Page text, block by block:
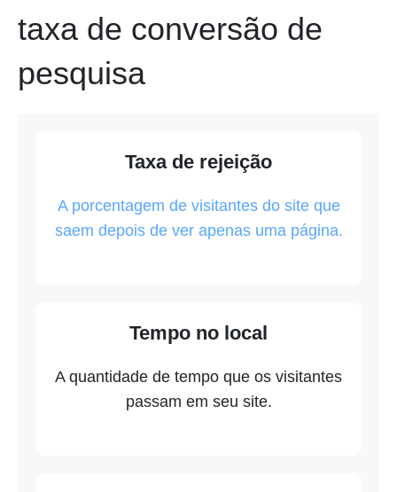
taxa de conversão de
pesquisa
Taxa de rejeição
A porcentagem de visitantes do site que
saem depois de ver apenas uma página.
Tempo no local
A quantidade de tempo que os visitantes
passam em seu site.